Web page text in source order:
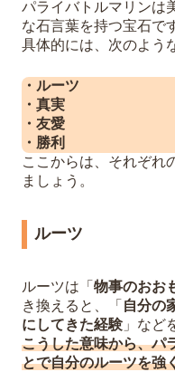
パライバトルマリンは
な石言葉を持つ宝石で
具体的には、次のよう
・ルーツ
・真実
・友愛
・勝利
ここからは、それぞれ
ましょう。
ルーツ
ルーツは「 物事のおお
き換えると、「 自分の
にしてきた経験 」など
こうした意味から、パ
とで自分のルーツを強